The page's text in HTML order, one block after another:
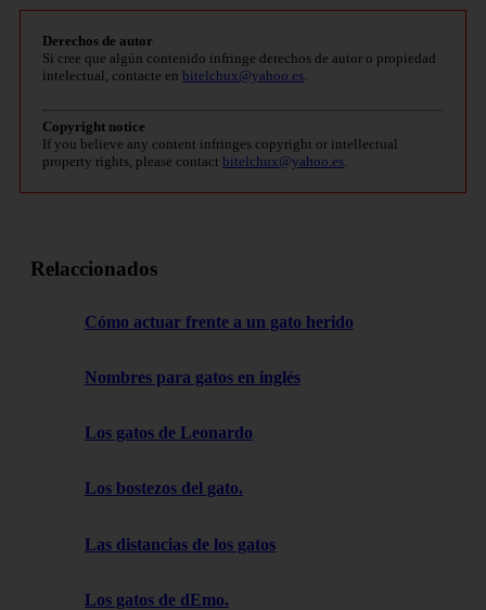
Derechos de autor
Si cree que algún contenido infringe derechos de autor o propiedad
intelectual, contacte en bitelchux@yahoo.es.
Copyright notice
If you believe any content infringes copyright or intellectual
property rights, please contact bitelchux@yahoo.es.
Relaccionados
Cómo actuar frente a un gato herido
Nombres para gatos en inglés
Los gatos de Leonardo
Los bostezos del gato.
Las distancias de los gatos
Los gatos de dEmo.